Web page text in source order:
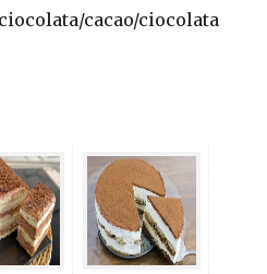
cacao/ciocolata